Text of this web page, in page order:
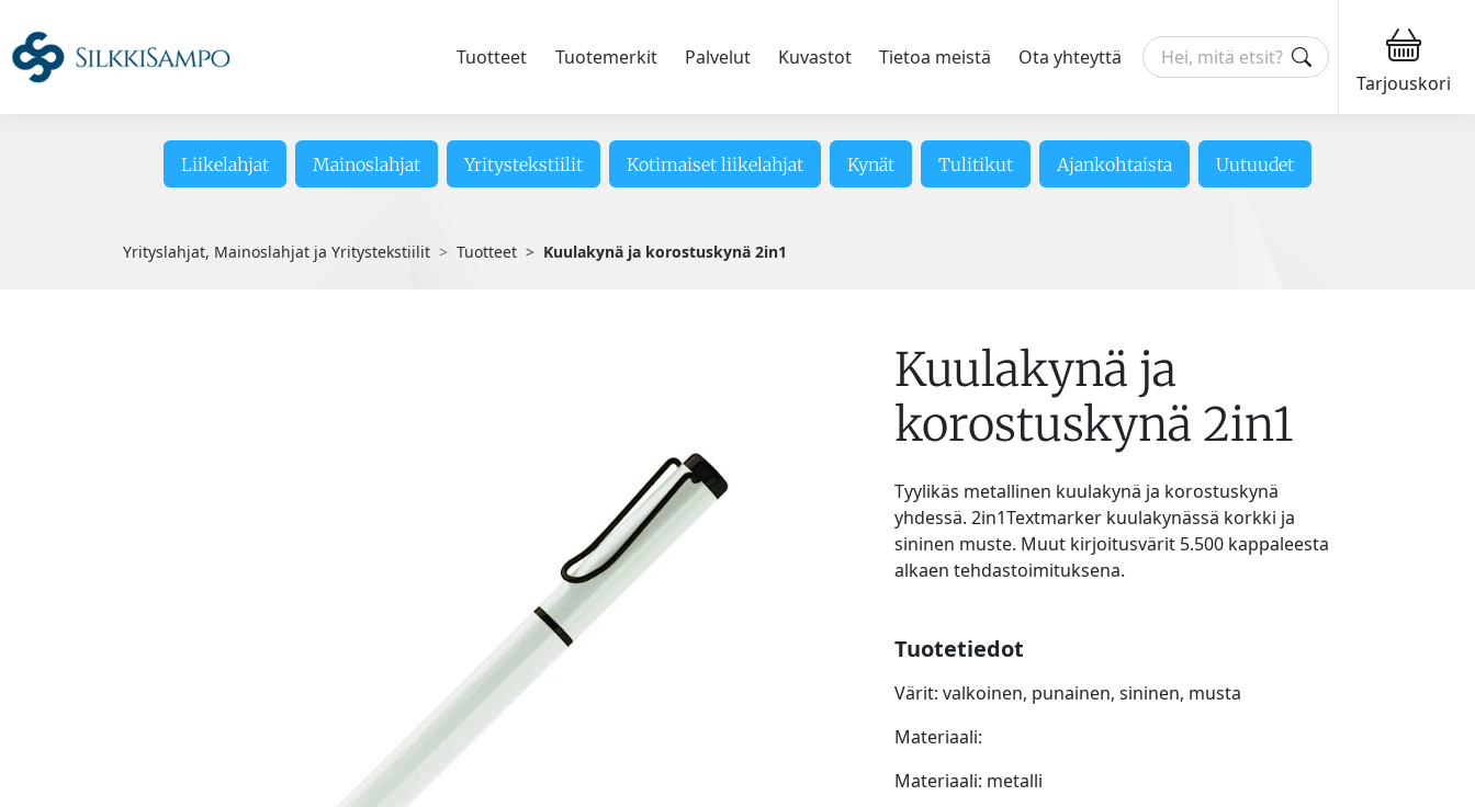
Tuotteet Tuotemerkit Palvelut Kuvastot Tietoa meistä
Ota yhteyttä
Tarjouskori
Liikelahjat Mainoslahjat Yritystekstiilit Kotimaiset liikelahjat Kynät Tulitikut Ajankohtaista Uutuudet
Yrityslahjat, Mainoslahjat ja Yritystekstiilit Tuotteet Kuulakynä ja korostuskynä 2in1
Kuulakynä ja
korostuskynä 2in1
Tyylikäs metallinen kuulakynä ja korostuskynä
yhdessä. 2in1Textmarker kuulakynässä korkki ja
sininen muste. Muut kirjoitusvärit 5.500 kappaleesta
alkaen tehdastoimituksena.
Tuotetiedot
Värit: valkoinen, punainen, sininen, musta
Materiaali:
Materiaali: metalli